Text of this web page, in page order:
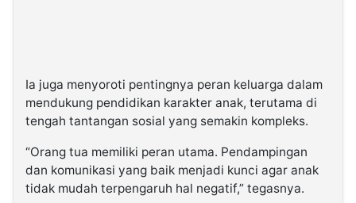
Ia juga menyoroti pentingnya peran keluarga dalam
mendukung pendidikan karakter anak, terutama di
tengah tantangan sosial yang semakin kompleks.
“Orang tua memiliki peran utama. Pendampingan
dan komunikasi yang baik menjadi kunci agar anak
tidak mudah terpengaruh hal negatif,” tegasnya.